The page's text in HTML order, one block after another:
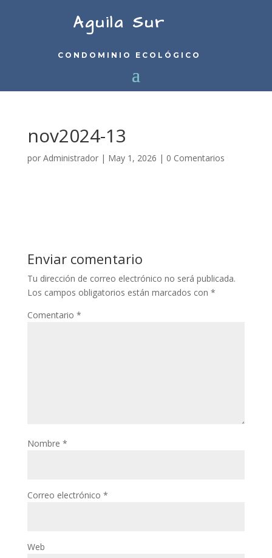
Aguila Sur
CONDOMINIO ECOLÓGICO
nov2024-13
por Administrador| May 1, 2026 | 0 Comentarios
Enviar comentario
Tu dirección de correo electrónico no será publicada.
Los campos obligatorios están marcados con *
Comentario *
Nombre *
Correo electrónico *
Web